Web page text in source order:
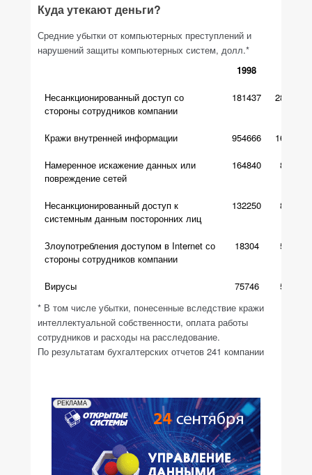
Куда утекают деньги?
Средние убытки от компьютерных преступлений и
нарушений защиты компьютерных систем, долл.*
1998
Несанкционированный доступ со
стороны сотрудников компании
181437 2810000
Кражи внутренней информации 954666 1670000
Намеренное искажение данных или
повреждение сетей
164840 86000
Несанкционированный доступ к
системным данным посторонних лиц
132250 86000
Злоупотребления доступом в Internet со
стороны сотрудников компании
18304 56000
Вирусы 75746
55000
* В том числе убытки, понесенные вследствие кражи
интеллектуальной собственности, оплата работы
сотрудников и расходы на расследование.
По результатам бухгалтерских отчетов 241 компании
РЕКЛАМА